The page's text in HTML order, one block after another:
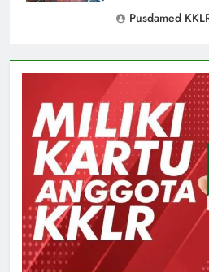
Pusdamed